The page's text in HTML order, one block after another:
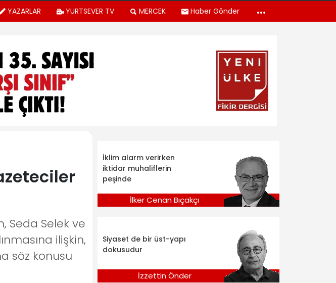
YAZARLAR YURTSEVER TV MERCEK Haber Gönder
Seda Selek ve
ilişkin,
söz konusu
İklim alarm verirken
iktidar muhaliflerin
peşinde
İlker Cenan Bıçakçı
Siyaset de bir üst-yapı
dokusudur
İzzettin Önder